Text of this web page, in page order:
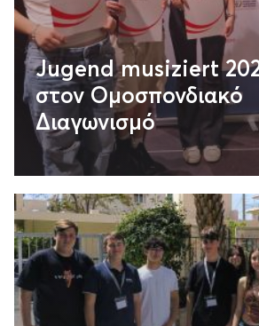
Jugend musiziert
στον Ομοσπονδιακό
Διαγωνισμό